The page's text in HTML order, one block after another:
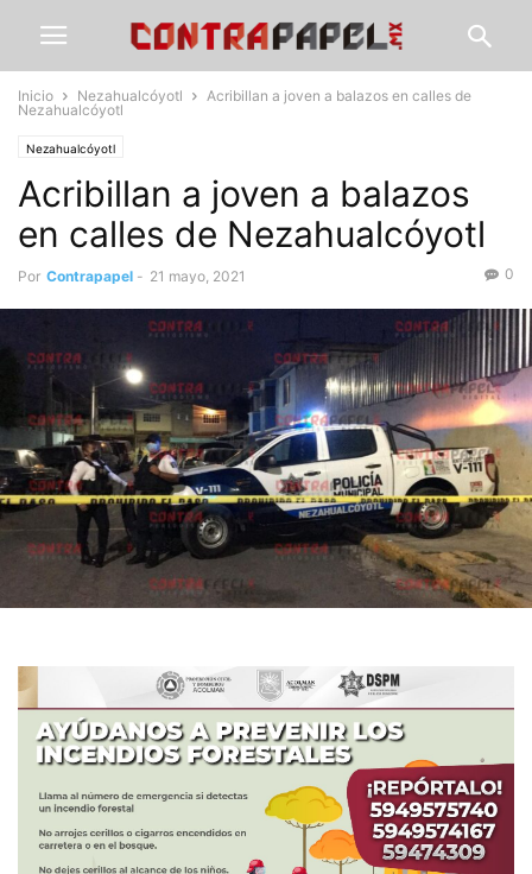
Inicio Nezahualcóyotl
Acribillan a joven a balazos en calles de
Nezahualcóyotl
Nezahualcóyotl
Acribillan a joven a balazos
en calles de Nezahualcóyotl
Por Contrapapel - 21 mayo, 2021 0